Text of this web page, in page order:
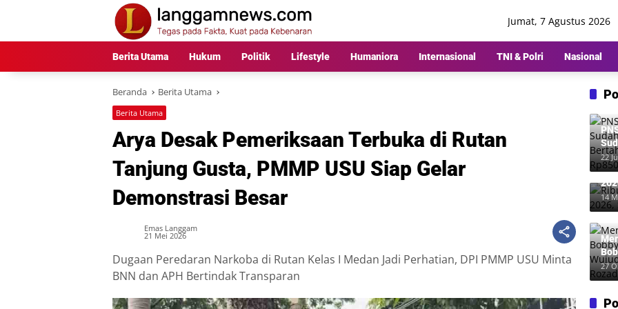
Jumat, 7 Agustus 2026
Berita Utama Hukum Politik Lifestyle Humaniora Internasional TNI & Polri Nasional
Beranda Berita Utama
Berita Utama
Arya Desak Pemeriksaan Terbuka di Rutan
Tanjung Gusta, PMMP USU Siap Gelar
Demonstrasi Besar
Emas Langgam
21 Mei 2026
Dugaan Peredaran Narkoba di Rutan Kelas I Medan Jadi Perhatian, DPI PMMP USU Minta
BNN dan APH Bertindak Transparan
22
14
27